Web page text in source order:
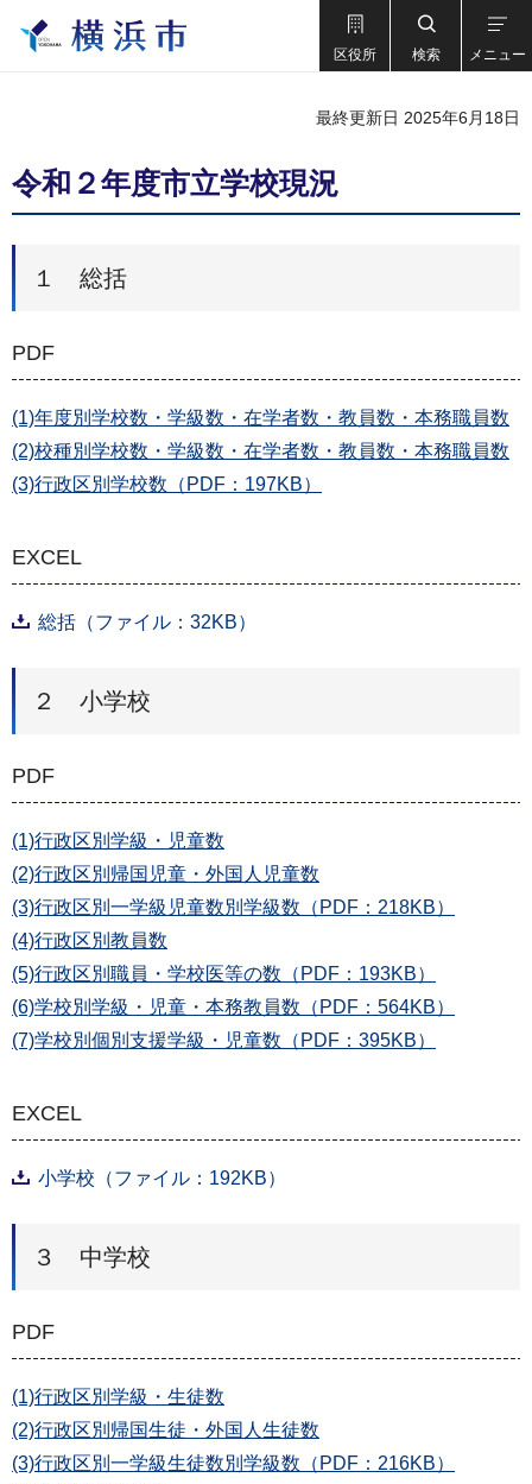
区役所 検索 メニュー
最終更新日 2025年6月18日
令和２年度市立学校現況
１ 総括
PDF
(1)年度別学校数・学級数・在学者数・教員数・本務職員数
(2)校種別学校数・学級数・在学者数・教員数・本務職員数
(3)行政区別学校数（PDF：197KB）
EXCEL
総括（ファイル：32KB）
２ 小学校
PDF
(1)行政区別学級・児童数
(2)行政区別帰国児童・外国人児童数
(3)行政区別一学級児童数別学級数（PDF：218KB）
(4)行政区別教員数
(5)行政区別職員・学校医等の数（PDF：193KB）
(6)学校別学級・児童・本務教員数（PDF：564KB）
(7)学校別個別支援学級・児童数（PDF：395KB）
EXCEL
小学校（ファイル：192KB）
３ 中学校
PDF
(1)行政区別学級・生徒数
(2)行政区別帰国生徒・外国人生徒数
(3)行政区別一学級生徒数別学級数（PDF：216KB）